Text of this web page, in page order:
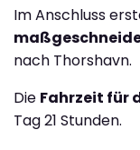
Im Anschluss
nach Thorshavn.
Die Fahrzeit für
Tag 21 Stunden.